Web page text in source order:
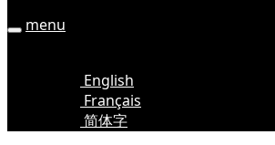
menu
English
Français
简体字